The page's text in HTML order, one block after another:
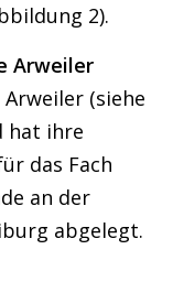
2).
Arweiler
(siehe
hat ihre
das Fach
an der
abgelegt.